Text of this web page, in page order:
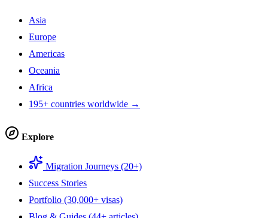
Asia
Europe
Americas
Oceania
Africa
195+ countries worldwide →
Explore
Migration Journeys (20+)
Success Stories
Portfolio (30,000+ visas)